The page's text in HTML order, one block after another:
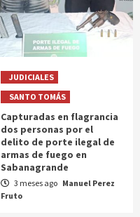
JUDICIALES
SANTO TOMÁS
Capturadas en flagrancia
dos personas por el
delito de porte ilegal de
armas de fuego en
Sabanagrande
3 meses ago Manuel Perez
Fruto